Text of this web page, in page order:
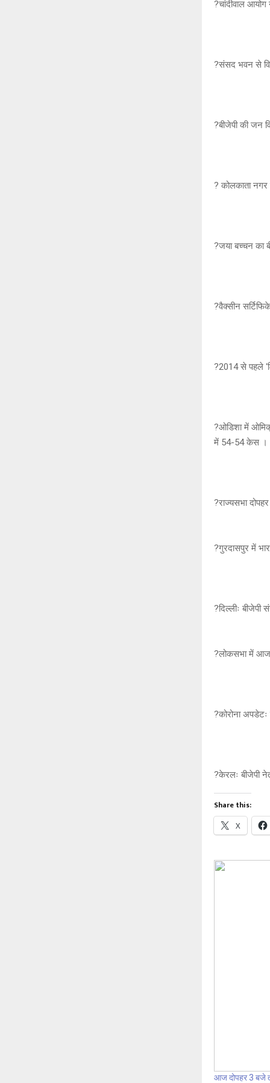
?चांदीवाल
?संसद भवन से
?बीजेपी की जन
? कोलकाता नगर
?जया बच्चन का
?वैक्सीन
?2014 से पहले
?ओडिशा में
में 54-54 केस ।
?राज्यसभा
?गुरदासपुर में
?दिल्लीः
?लोकसभा में आज
?कोरोना
?केरलः बीजेपी
Share this:
X
आज दोपहर 3 बजे